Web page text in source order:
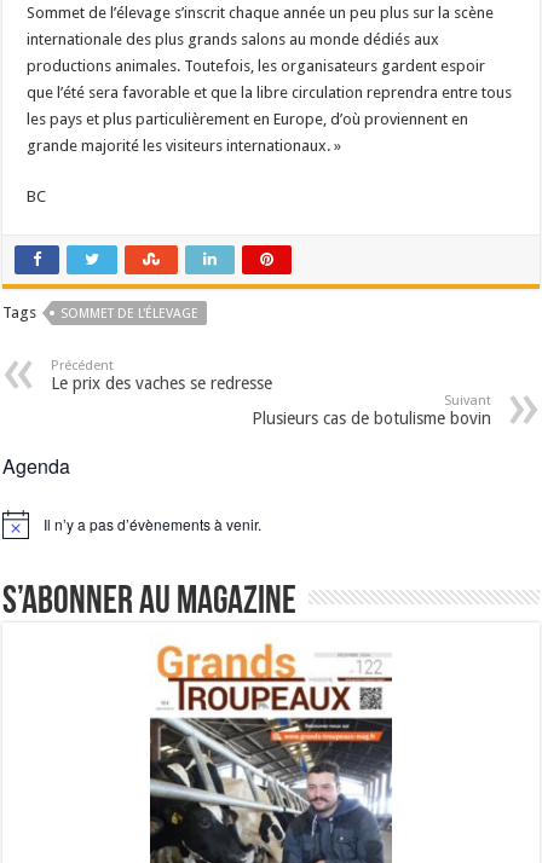
Sommet de l’élevage s’inscrit chaque année un peu plus sur la scène
internationale des plus grands salons au monde dédiés aux
productions animales. Toutefois, les organisateurs gardent espoir
que l’été sera favorable et que la libre circulation reprendra entre tous
les pays et plus particulièrement en Europe, d’où proviennent en
grande majorité les visiteurs internationaux. »
BC
Tags SOMMET DE L'ÉLEVAGE
Précédent
Le prix des vaches se redresse
Suivant
Plusieurs cas de botulisme bovin
Agenda
Notice Il n’y a pas d’évènements à venir.
S’abonner au magazine